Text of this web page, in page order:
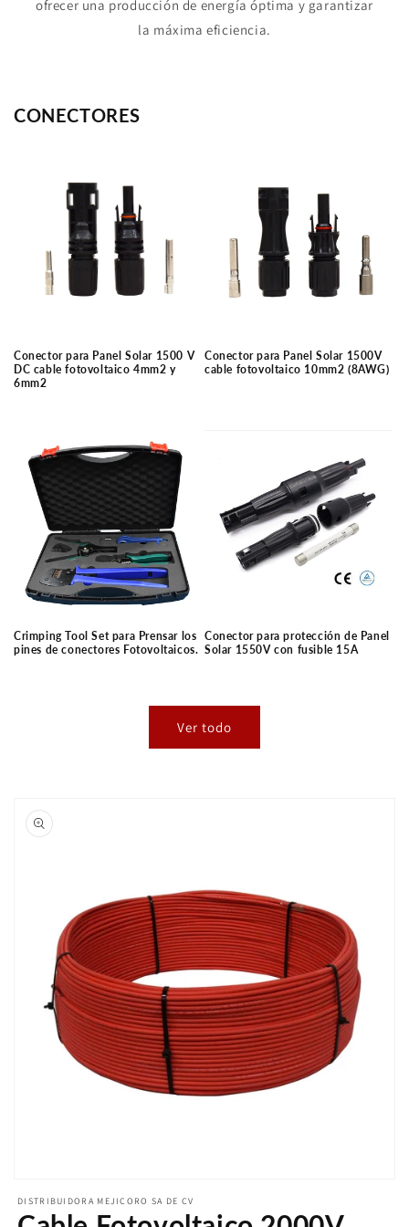
ofrecer una producción de energía óptima y garantizar
la máxima eficiencia.
CONECTORES
Conector para Panel Solar 1500 V
DC cable fotovoltaico 4mm2 y
6mm2
Conector para Panel Solar 1500V
cable fotovoltaico 10mm2 (8AWG)
Crimping Tool Set para Prensar los
pines de conectores Fotovoltaicos.
Conector para protección de Panel
Solar 1550V con fusible 15A
Ver todo
elemento
multimedia
DISTRIBUIDORA MEJICORO SA DE CV